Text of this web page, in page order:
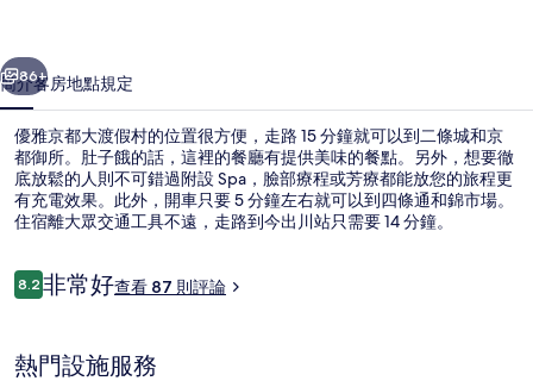
村
的
相
片
集
個 下一個
86+
簡介客房地點規定
優雅京都大渡假村的位置很方便，走路 15 分鐘就可以到二條城和京
都御所。肚子餓的話，這裡的餐廳有提供美味的餐點。另外，想要徹
底放鬆的人則不可錯過附設 Spa，臉部療程或芳療都能放您的旅程更
有充電效果。此外，開車只要 5 分鐘左右就可以到四條通和錦市場。
住宿離大眾交通工具不遠，走路到今出川站只需要 14 分鐘。
評
論
8.28.2 分，滿分 10 分，
非常好查看 87 則評論
熱門設施服務